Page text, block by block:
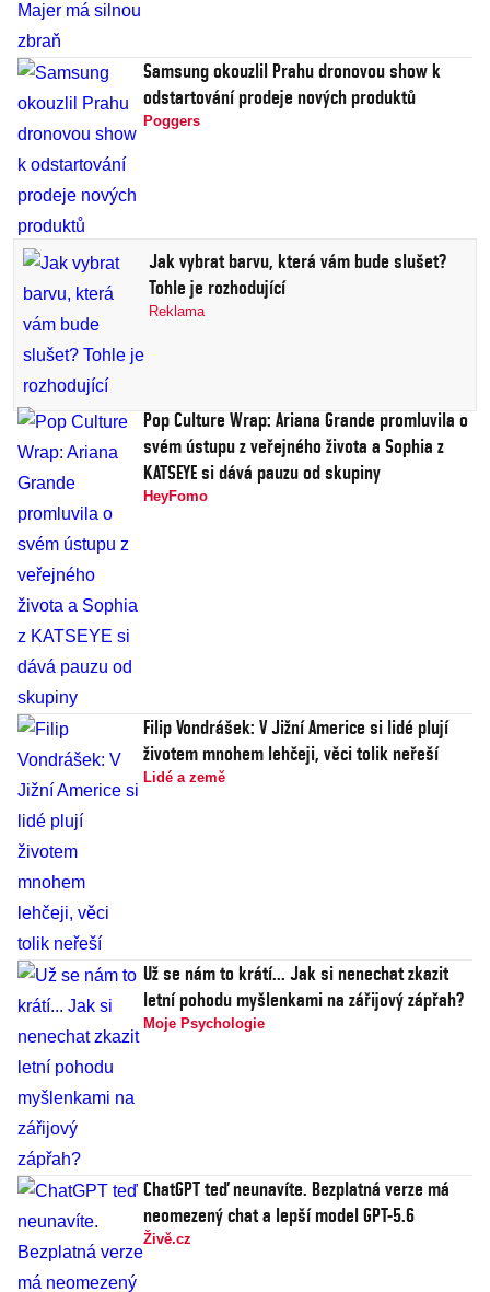
Samsung okouzlil Prahu dronovou show k
odstartování prodeje nových produktů
Poggers
Jak vybrat barvu, která vám bude slušet?
Tohle je rozhodující
Reklama
Pop Culture Wrap: Ariana Grande promluvila o
svém ústupu z veřejného života a Sophia z
KATSEYE si dává pauzu od skupiny
HeyFomo
Filip Vondrášek: V Jižní Americe si lidé plují
životem mnohem lehčeji, věci tolik neřeší
Lidé a země
Už se nám to krátí... Jak si nenechat zkazit
letní pohodu myšlenkami na zářijový zápřah?
Moje Psychologie
ChatGPT teď neunavíte. Bezplatná verze má
neomezený chat a lepší model GPT-5.6
Živě.cz